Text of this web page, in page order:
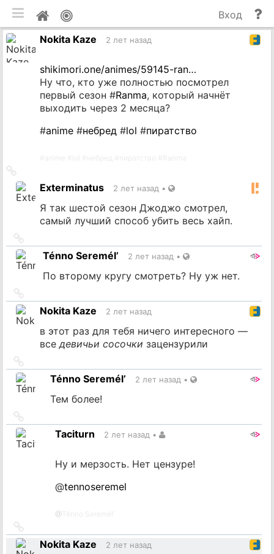
Мой
профиль
и
Вход
Nokita Kaze
2 лет назад
shikimori.one/animes/59145-ran…
Ну что, кто уже полностью посмотрел
первый сезон #Ranma, который начнёт
выходить через 2 месяца?
#anime #небред #lol #пиратство
на
источникExterminatus 2 лет назад •
Я так шестой сезон Джоджо смотрел,
самый лучший способ убить весь хайп.
на
источникTénno Seremél’ 2 лет назад •
По второму кругу смотреть? Ну уж нет.
на
источник
Nokita Kaze 2 лет назад
в этот раз для тебя ничего интересного —
все девичьи сосочки зацензурили
на
источникTénno Seremél’ 2 лет назад •
Тем более!
на
источникTaciturn 2 лет назад •
Ну и мерзость. Нет цензуре!
@tennoseremel
@
на
источник
Nokita Kaze 2 лет назад
мобильная версия